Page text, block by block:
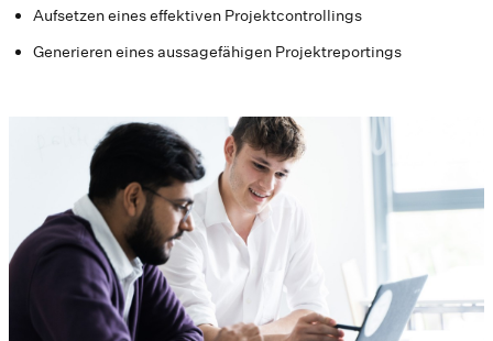
Aufsetzen eines effektiven Projektcontrollings
Generieren eines aussagefähigen Projektreportings